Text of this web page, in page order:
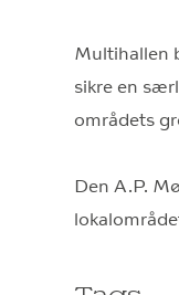
Multihallen
sikre en
områdets
Den A.P.